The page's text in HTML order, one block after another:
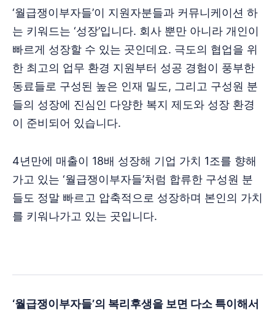
‘월급쟁이부자들’이 지원자분들과 커뮤니케이션 하
는 키워드는 ‘성장’입니다. 회사 뿐만 아니라 개인이
빠르게 성장할 수 있는 곳인데요. 극도의 협업을 위
한 최고의 업무 환경 지원부터 성공 경험이 풍부한
동료들로 구성된 높은 인재 밀도, 그리고 구성원 분
들의 성장에 진심인 다양한 복지 제도와 성장 환경
이 준비되어 있습니다.
4년만에 매출이 18배 성장해 기업 가치 1조를 향해
가고 있는 ‘월급쟁이부자들’처럼 합류한 구성원 분
들도 정말 빠르고 압축적으로 성장하며 본인의 가치
를 키워나가고 있는 곳입니다.
‘월급쟁이부자들’의 복리후생을 보면 다소 특이해서